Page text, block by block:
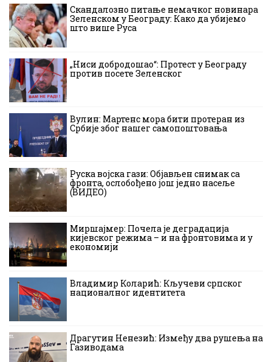
Скандалозно питање немачког новинара
Зеленском у Београду: Како да убијемо
што више Руса
„Ниси добродошао“: Протест у Београду
против посете Зеленског
Вулин: Мартенс мора бити протеран из
Србије због нашег самопоштовања
Руска војска гази: Објављен снимак са
фронта, ослобођено још једно насеље
(ВИДЕО)
Миршајмер: Почела је деградација
кијевског режима – и на фронтовима и у
економији
Владимир Коларић: Кључеви српског
националног идентитета
Драгутин Ненезић: Између два рушења на
Газиводама